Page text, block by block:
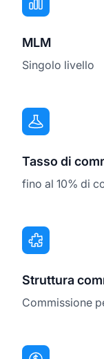
MLM
Singolo livello
Tasso di
fino al 10% di
Struttura
Commissione